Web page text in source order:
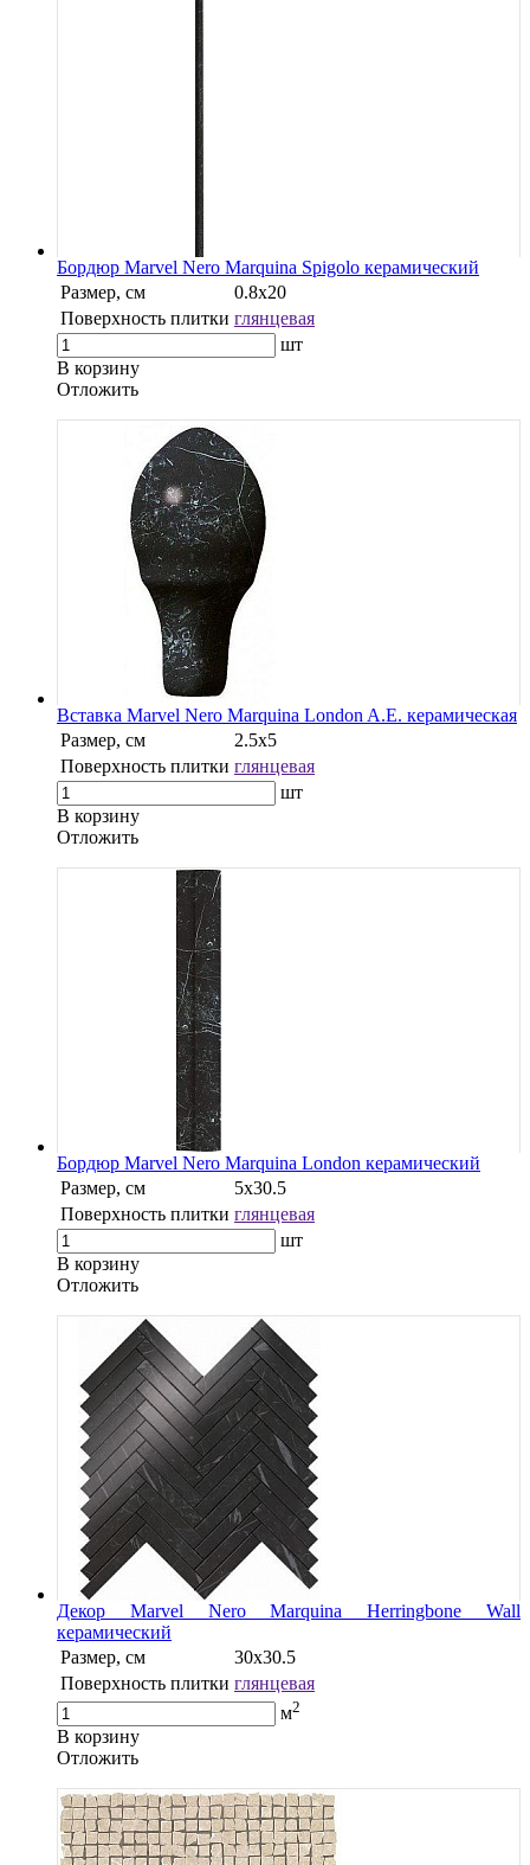
Бордюр Marvel Nero Marquina Spigolo керамический
Размер, см
0.8х20
Поверхность плитки глянцевая
шт
В корзину
Oтложить
Вставка Marvel Nero Marquina London A.E. керамическая
Размер, см
2.5х5
Поверхность плитки глянцевая
шт
В корзину
Oтложить
Бордюр Marvel Nero Marquina London керамический
Размер, см
5х30.5
Поверхность плитки глянцевая
шт
В корзину
Oтложить
Декор Marvel Nero Marquina Herringbone Wall
керамический
Размер, см
30х30.5
Поверхность плитки глянцевая
м2
В корзину
Oтложить